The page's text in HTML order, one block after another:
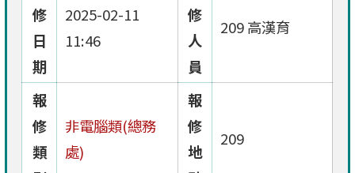
修
日
期
2025-02-11
11:46
修
人
員
209 高漢育
報
修
類
非電腦類(總務
處)
報
修
地
209